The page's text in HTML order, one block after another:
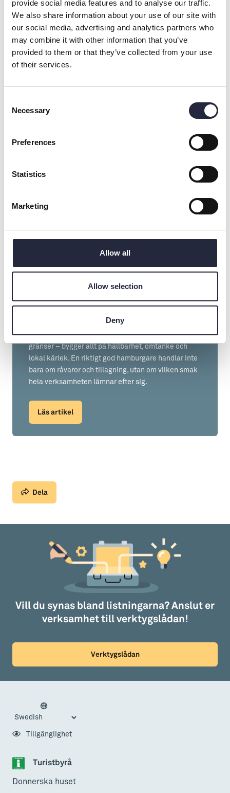
provide social media features and to analyse our traffic.
We also share information about your use of our site with
our social media, advertising and analytics partners who
may combine it with other information that you’ve
provided to them or that they’ve collected from your use
of their services.
Selection
Necessary
Preferences
Statistics
Marketing
Allow all
Allow selection
Deny
delar med oss av vårt kunnande.
Vi tar hand om Warfsholm, så att Warfsholm kan fortsätta ta
LÄS NÄSTA ARTIKEL
Sustainable Plejs
För oss på Gotland Smash – foodtrucken som sedan
2022 serverat burgare och prisats långt utanför öns
gränser – bygger allt på hållbarhet, omtanke och
lokal kärlek. En riktigt god hamburgare handlar inte
bara om råvaror och tillagning, utan om vilken smak
hela verksamheten lämnar efter sig.
Läs artikel
Dela
Vill du synas bland listningarna? Anslut er
verksamhet till verktygslådan!
Verktygslådan
Turistbyrå
Donnerska huset
Tillgänglighet